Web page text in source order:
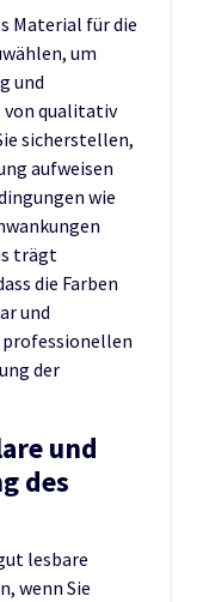
Material für die
um
und
von qualitativ
sicherstellen,
aufweisen
wie
trägt
die Farben
und
professionellen
der
und
des
lesbare
wenn Sie